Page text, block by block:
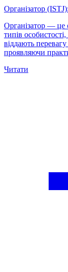
Організатор
Організатор — це
типів
віддають
проявляючи
Читати